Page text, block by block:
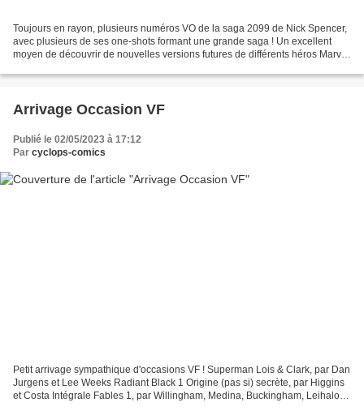
Toujours en rayon, plusieurs numéros VO de la saga 2099 de Nick Spencer,
avec plusieurs de ses one-shots formant une grande saga ! Un excellent
moyen de découvrir de nouvelles versions futures de différents héros Marvel
Arrivage Occasion VF
Publié le 02/05/2023 à 17:12
Par cyclops-comics
Petit arrivage sympathique d'occasions VF ! Superman Lois & Clark, par Dan
Jurgens et Lee Weeks Radiant Black 1 Origine (pas si) secrète, par Higgins
et Costa Intégrale Fables 1, par Willingham, Medina, Buckingham, Leihaloha